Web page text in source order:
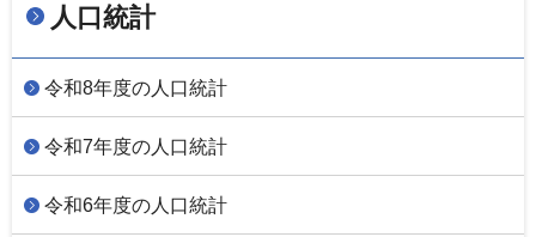
人口統計
令和8年度の人口統計
令和7年度の人口統計
令和6年度の人口統計